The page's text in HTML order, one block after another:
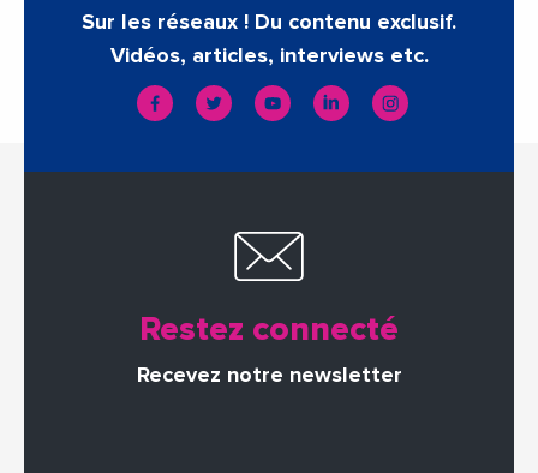
Sur les réseaux ! Du contenu exclusif.
Vidéos, articles, interviews etc.
Restez connecté
Recevez notre newsletter